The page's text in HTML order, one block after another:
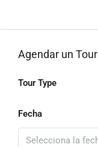
Agendar un Tour
Tour Type
Fecha